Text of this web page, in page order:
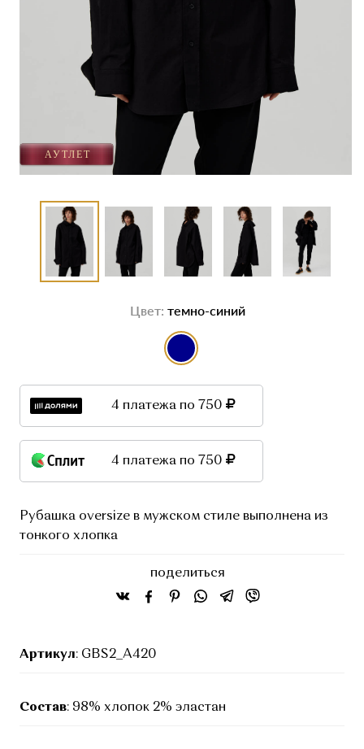
Цвет: темно-синий
выбор цвета
4 платежа по 750
4 платежа по 750
Рубашка oversize в мужском стиле выполнена из
тонкого хлопка
поделиться
Артикул: GBS2_A420
Состав: 98% хлопок 2% эластан